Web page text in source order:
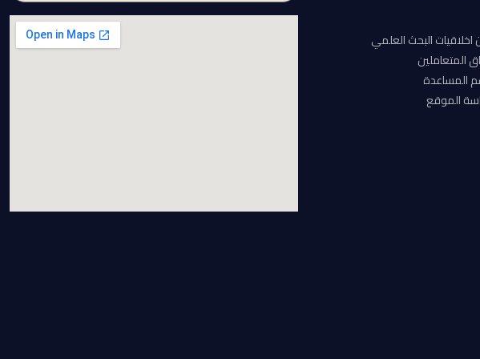
اخلاقيات البحث العلمي
المتعاملين
المساعدة
الموقع